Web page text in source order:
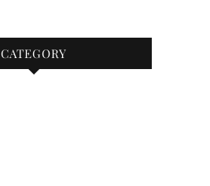
CATEGORY